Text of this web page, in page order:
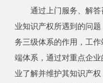
通过上门服务、解
业知识产权所遇到的问
务三级体系的作用，工
端体系， 通过对重点企业
业了解并维护其知识产